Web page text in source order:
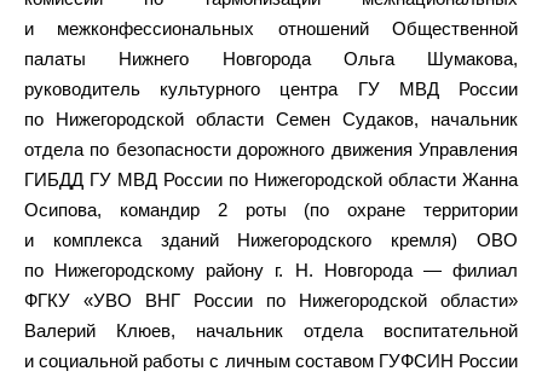
и межконфессиональных отношений Общественной
палаты Нижнего Новгорода Ольга Шумакова,
руководитель культурного центра ГУ МВД России
по Нижегородской области Семен Судаков, начальник
отдела по безопасности дорожного движения Управления
ГИБДД ГУ МВД России по Нижегородской области Жанна
Осипова, командир 2 роты (по охране территории
и комплекса зданий Нижегородского кремля) ОВО
по Нижегородскому району г. Н. Новгорода — филиал
ФГКУ «УВО ВНГ России по Нижегородской области»
Валерий Клюев, начальник отдела воспитательной
и социальной работы с личным составом ГУФСИН России